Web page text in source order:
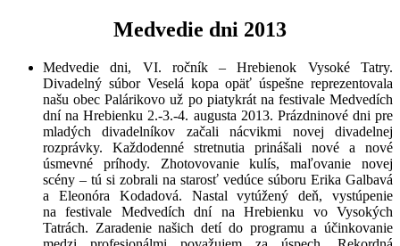
Medvedie dni 2013
Medvedie dni, VI. ročník – Hrebienok Vysoké Tatry.
Divadelný súbor Veselá kopa opäť úspešne reprezentovala
našu obec Palárikovo už po piatykrát na festivale Medvedích
dní na Hrebienku 2.-3.-4. augusta 2013. Prázdninové dni pre
mladých divadelníkov začali nácvikmi novej divadelnej
rozprávky. Každodenné stretnutia prinášali nové a nové
úsmevné príhody. Zhotovovanie kulís, maľovanie novej
scény – tú si zobrali na starosť vedúce súboru Erika Galbavá
a Eleonóra Kodadová. Nastal vytúžený deň, vystúpenie
na festivale Medvedích dní na Hrebienku vo Vysokých
Tatrách. Zaradenie našich detí do programu a účinkovanie